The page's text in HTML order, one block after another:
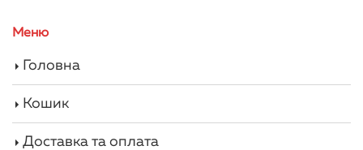
Меню
Головна
Кошик
Доставка та оплата